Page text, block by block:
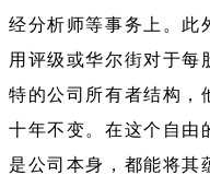
经分析师等事务上。此
用评级或华尔街对于每
特的公司所有者结构，
十年不变。在这个自由
是公司本身，都能将其